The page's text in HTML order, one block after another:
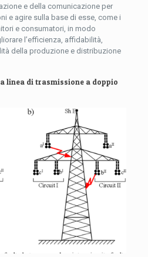
e della comunicazione per
e agire sulla base di esse, come i
e consumatori, in modo
l’efficienza, affidabilità,
della produzione e distribuzione
linea di trasmissione a doppio